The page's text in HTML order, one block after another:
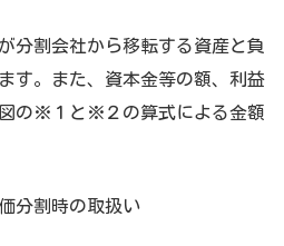
分割会社から移転する資産と負
す。また、資本金等の額、利益
の※１と※２の算式による金額
分割時の取扱い